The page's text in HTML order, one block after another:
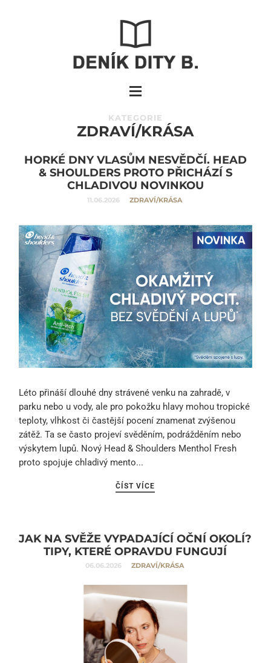
KATEGORIE
ZDRAVÍ/KRÁSA
HORKÉ DNY VLASŮM NESVĚDČÍ. HEAD
& SHOULDERS PROTO PŘICHÁZÍ S
CHLADIVOU NOVINKOU
11.06.2026 ZDRAVÍ/KRÁSA
Léto přináší dlouhé dny strávené venku na zahradě, v
parku nebo u vody, ale pro pokožku hlavy mohou tropické
teploty, vlhkost či častější pocení znamenat zvýšenou
zátěž. Ta se často projeví svěděním, podrážděním nebo
výskytem lupů. Nový Head & Shoulders Menthol Fresh
proto spojuje chladivý mento...
ČÍST VÍCE
JAK NA SVĚŽE VYPADAJÍCÍ OČNÍ OKOLÍ?
TIPY, KTERÉ OPRAVDU FUNGUJÍ
06.06.2026 ZDRAVÍ/KRÁSA